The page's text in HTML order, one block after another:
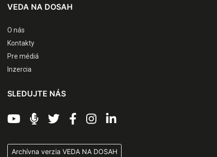
VEDA NA DOSAH
O nás
Kontakty
Pre médiá
Inzercia
SLEDUJTE NÁS
Archívna verzia VEDA NA DOSAH